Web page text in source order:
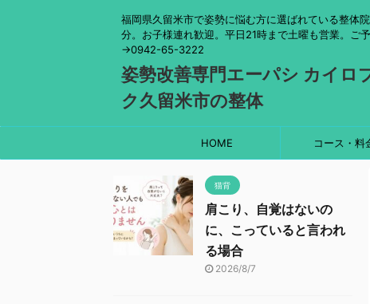
福岡県久留米市で姿勢に悩む方に選ばれている整体
分。お子様連れ歓迎。平日21時まで土曜も営業。ご
→0942-65-3222
姿勢改善専門エーパシ カイロ
ク久留米市の整体
HOME コース・料
猫背
肩こり、自覚はないの
に、こっていると言われ
る場合
2026/8/7